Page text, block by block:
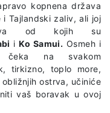
kopnena država
i Tajlandski zaliv, ali joj
od kojih su
iKo Samui. Osmeh i
čeka na svakom
tirkizno, toplo more,
ostrva, učiniće
vaš boravak u ovoj